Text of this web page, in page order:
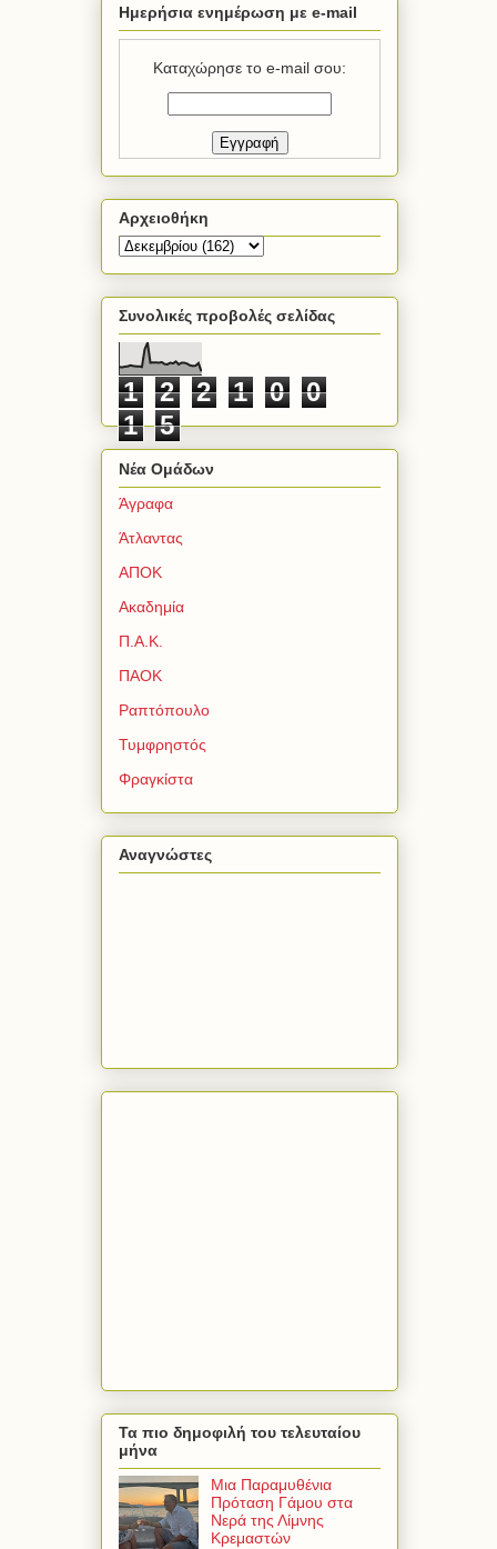
Ημερήσια ενημέρωση με e-mail
Καταχώρησε το e-mail σου:
Αρχειοθήκη
Συνολικές προβολές σελίδας
1 2 2 1 0
0
1
5
Νέα Ομάδων
Άγραφα
Άτλαντας
ΑΠΟΚ
Ακαδημία
Π.Α.Κ.
ΠΑΟΚ
Ραπτόπουλο
Τυμφρηστός
Φραγκίστα
Αναγνώστες
Τα πιο δημοφιλή του τελευταίου
μήνα
Μια Παραμυθένια
Πρόταση Γάμου στα
Νερά της Λίμνης
Κρεμαστών